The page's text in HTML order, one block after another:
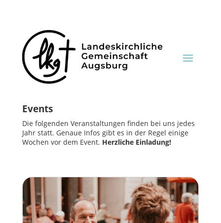
Events
Die folgenden Veranstaltungen finden bei uns jedes
Jahr statt. Genaue Infos gibt es in der Regel einige
Wochen vor dem Event. Herzliche Einladung!